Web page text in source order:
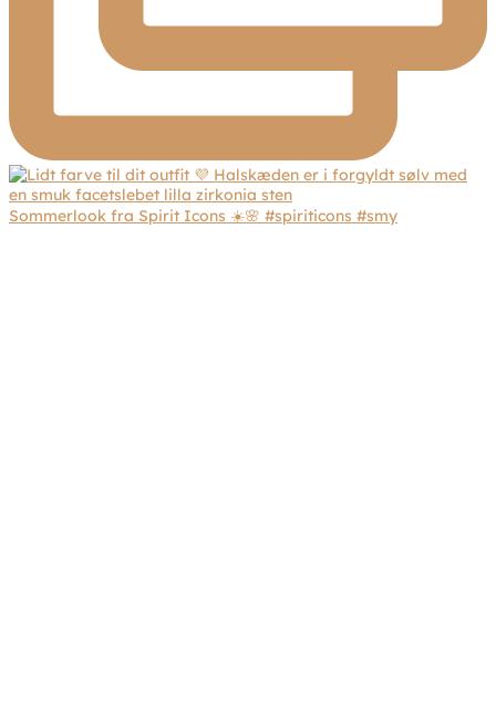
Sommerlook fra Spirit Icons ☀️🌸 #spiriticons #smy